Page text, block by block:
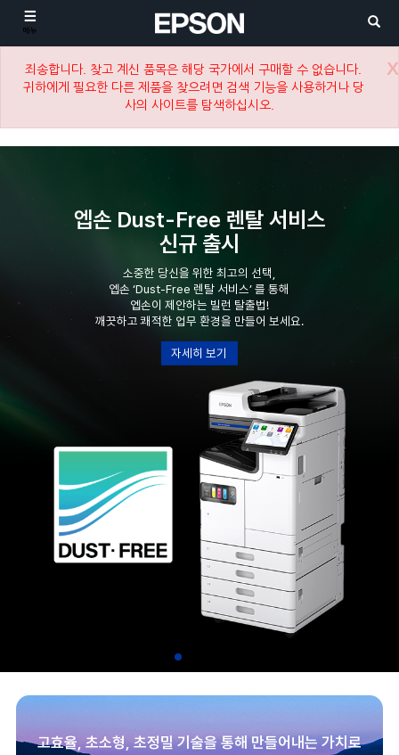
메뉴
X
죄송합니다. 찾고 계신 품목은 해당 국가에서 구매할 수 없습니다.
귀하에게 필요한 다른 제품을 찾으려면 검색 기능을 사용하거나 당
사의 사이트를 탐색하십시오.
엡손 Dust-Free 렌탈 서비스
신규 출시
소중한 당신을 위한 최고의 선택,
엡손 ‘Dust-Free 렌탈 서비스’ 를 통해
엡손이 제안하는 빌런 탈출법!
깨끗하고 쾌적한 업무 환경을 만들어 보세요.
자세히 보기
고효율, 초소형, 초정밀 기술을 통해 만들어내는 가치로